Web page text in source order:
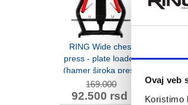
Ovaj veb
Koristimo
RING Wide chest
press - plate loaded
(hamer široka presa
za grudi)-RP PLLF-5
92.500 rsd
169.000